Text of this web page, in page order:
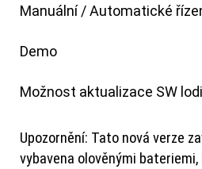
Manuální / Automatické
Demo
Možnost aktualizace SW
Upozornění: Tato nová verze
vybavena olověnými